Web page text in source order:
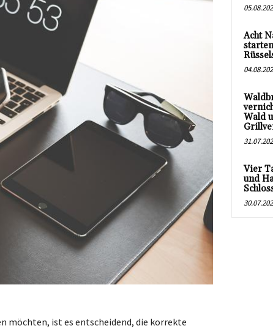
möchten, ist es entscheidend, die korrekte
Acht
Wald
Vier
und